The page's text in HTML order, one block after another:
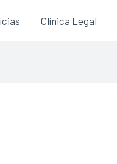
Clínica Legal